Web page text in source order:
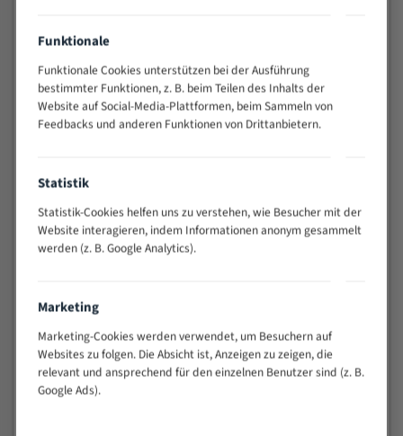
200 -
> 500
0,75/1,25
Vorteile:
Widerstandsfähig gegen Zahnbruch auch bei
schwierigen Werkstücken (Materialmischung,
wechselnde Verbindungslängen)
Sehr geringe Vibration
Technische Beschreibung:
Positiver Spanwinkel
Bandkörper aus hochlegiertem Federstahl
Funktionale
Funktionale Cookies unterstützen bei der Ausführung
bestimmter Funktionen, z. B. beim Teilen des Inhalts der
Website auf Social-Media-Plattformen, beim Sammeln von
Feedbacks und anderen Funktionen von Drittanbietern.
Statistik
Statistik-Cookies helfen uns zu verstehen, wie Besucher mit der
Website interagieren, indem Informationen anonym gesammelt
werden (z. B. Google Analytics).
Marketing
Marketing-Cookies werden verwendet, um Besuchern auf
Websites zu folgen. Die Absicht ist, Anzeigen zu zeigen, die
relevant und ansprechend für den einzelnen Benutzer sind (z. B.
Google Ads).